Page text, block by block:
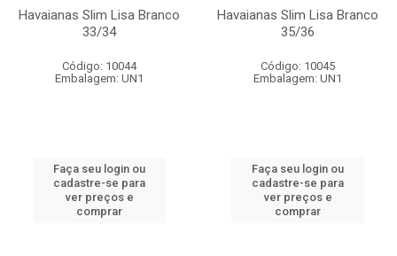
Havaianas Slim Lisa Branco
33/34
Código: 10044
Embalagem: UN1
Faça seu login ou
cadastre-se para
ver preços e
comprar
Havaianas Slim Lisa Branco
35/36
Código: 10045
Embalagem: UN1
Faça seu login ou
cadastre-se para
ver preços e
comprar